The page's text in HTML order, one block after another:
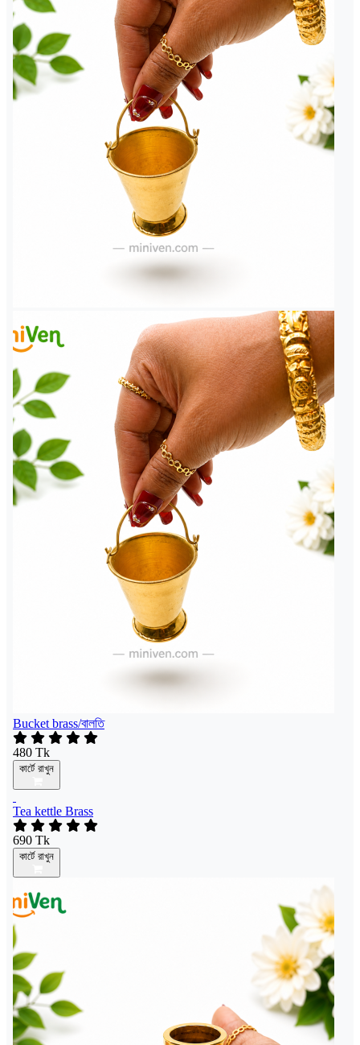
Bucket brass/বালতি
480 Tk
কার্টে রাখুন
Tea kettle Brass
690 Tk
কার্টে রাখুন